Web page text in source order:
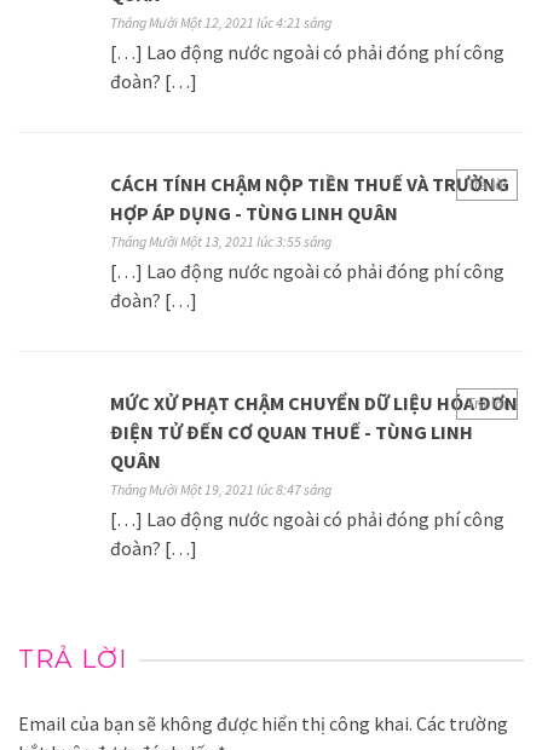
Tháng Mười Một 12, 2021 lúc 4:21 sáng
[…] Lao động nước ngoài có phải đóng phí công
đoàn? […]
CÁCH TÍNH CHẬM NỘP TIỀN THUẾ VÀ TRƯỜNG
HỢP ÁP DỤNG - TÙNG LINH QUÂN
Tháng Mười Một 13, 2021 lúc 3:55 sáng
[…] Lao động nước ngoài có phải đóng phí công
đoàn? […]
Trả lời
MỨC XỬ PHẠT CHẬM CHUYỂN DỮ LIỆU HÓA ĐƠN
ĐIỆN TỬ ĐẾN CƠ QUAN THUẾ - TÙNG LINH
QUÂN
Tháng Mười Một 19, 2021 lúc 8:47 sáng
[…] Lao động nước ngoài có phải đóng phí công
đoàn? […]
Trả lời
TRẢ LỜI
Email của bạn sẽ không được hiển thị công khai. Các trường